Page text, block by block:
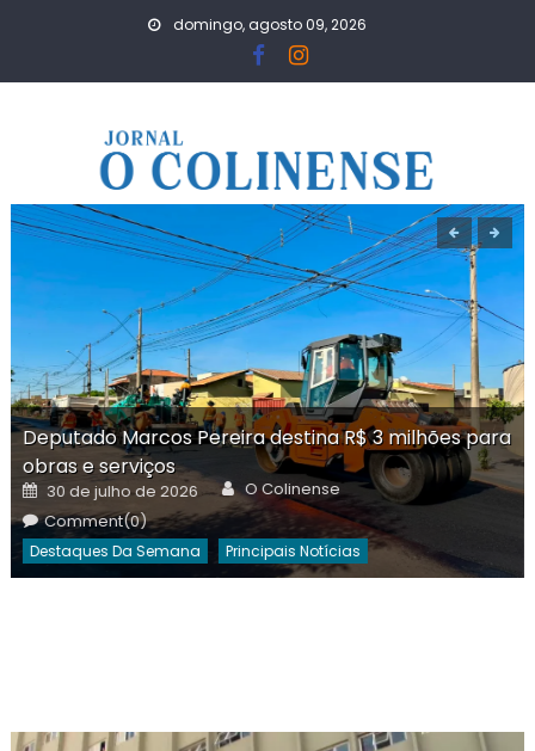
domingo, agosto 09, 2026
Deputado Marcos Pereira destina R$ 3 milhões para
obras e serviços
Posted
on
30 de julho de 2026 Author
O Colinense
Comment(0)
Destaques Da Semana Principais Notícias